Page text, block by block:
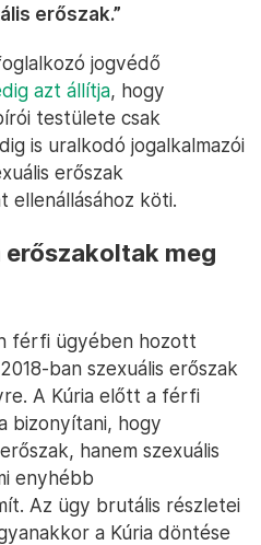
erőszak.”
jogvédő
azt állítja, hogy
testülete csak
is uralkodó jogalkalmazói
erőszak
ellenállásához köti.
erőszakoltak meg
férfi ügyében hozott
ban szexuális erőszak
A Kúria előtt a férfi
bizonyítani, hogy
hanem szexuális
enyhébb
Az ügy brutális részletei
a Kúria döntése